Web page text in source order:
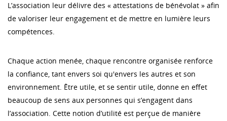
L’association leur délivre des « attestations de bénévolat » afin
de valoriser leur engagement et de mettre en lumière leurs
compétences.
Chaque action menée, chaque rencontre organisée renforce
la confiance, tant envers soi qu'envers les autres et son
environnement. Être utile, et se sentir utile, donne en effet
beaucoup de sens aux personnes qui s’engagent dans
l’association. Cette notion d’utilité est perçue de manière